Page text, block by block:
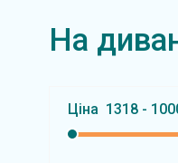
На
Ціна 1318-